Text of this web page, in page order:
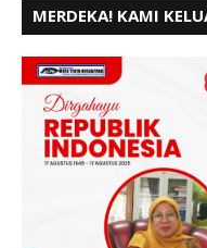
MERDEKA! KAMI